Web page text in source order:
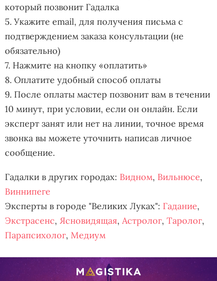
который позвонит Гадалка
5. Укажите email, для получения письма с
подтверждением заказа консультации (не
обязательно)
7. Нажмите на кнопку «оплатить»
8. Оплатите удобный способ оплаты
9. После оплаты мастер позвонит вам в течении
10 минут, при условии, если он онлайн. Если
эксперт занят или нет на линии, точное время
звонка вы можете уточнить написав личное
сообщение.
Гадалки в других городах: Видном, Вильнюсе,
Виннипеге
Эксперты в городе "Великих Луках": Гадание,
Экстрасенс, Ясновидящая, Астролог, Таролог,
Парапсихолог, Медиум